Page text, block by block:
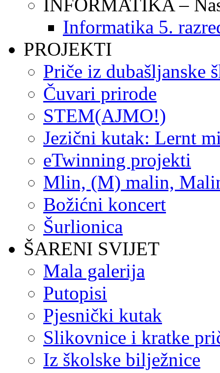
INFORMATIKA –
Informatika 5.
PROJEKTI
Priče iz dubašljanske
Čuvari prirode
STEM(AJMO!)
Jezični kutak: Lernt
eTwinning projekti
Mlin, (M) malin,
Božićni koncert
Šurlionica
ŠARENI SVIJET
Mala galerija
Putopisi
Pjesnički kutak
Slikovnice i kratke
Iz školske bilježnice